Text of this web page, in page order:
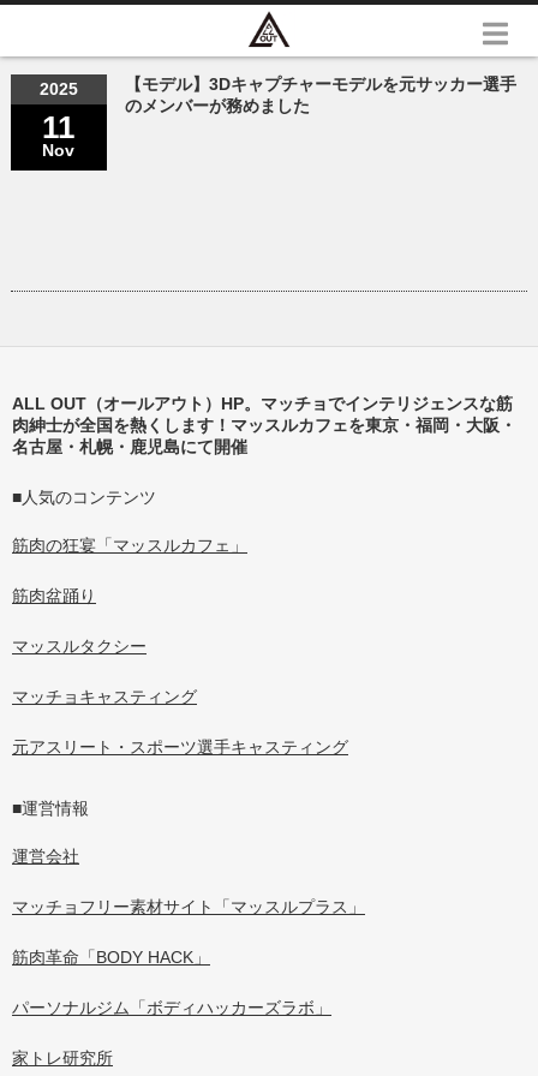
2025
11
Nov
【モデル】3Dキャプチャーモデルを元サッカー選手
のメンバーが務めました
ALL OUT（オールアウト）HP。マッチョでインテリジェンスな筋
肉紳士が全国を熱くします！マッスルカフェを東京・福岡・大阪・
名古屋・札幌・鹿児島にて開催
■人気のコンテンツ
筋肉の狂宴「マッスルカフェ」
筋肉盆踊り
マッスルタクシー
マッチョキャスティング
元アスリート・スポーツ選手キャスティング
■運営情報
運営会社
マッチョフリー素材サイト「マッスルプラス」
筋肉革命「BODY HACK」
パーソナルジム「ボディハッカーズラボ」
家トレ研究所